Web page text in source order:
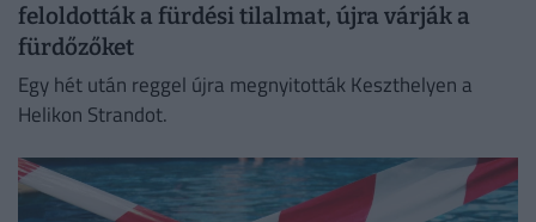
feloldották a fürdési tilalmat, újra várják a
fürdőzőket
Egy hét után reggel újra megnyitották Keszthelyen a
Helikon Strandot.